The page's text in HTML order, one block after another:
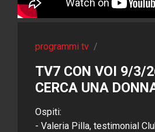
programmi tv /
TV7 CON VOI 9/3/
CERCA UNA
Ospiti:
- Valeria Pilla, testimonial